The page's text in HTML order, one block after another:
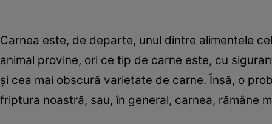
Carnea este, de departe, unul dintre alimentele
animal provine, ori ce tip de carne este, cu
și cea mai obscură varietate de carne. Însă, o
friptura noastră, sau, în general, carnea, rămâne